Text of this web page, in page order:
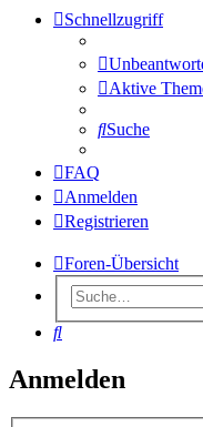
Schnellzugriff
Aktive
Suche
FAQ
Anmelden
Registrieren
Foren-Übersicht
Suche
Anmelden